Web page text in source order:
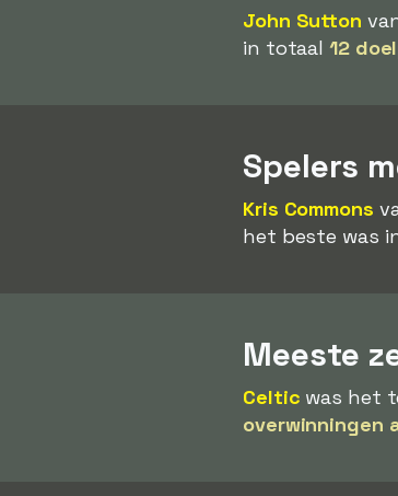
John Sutton
in totaal12
Spelers
Kris Commons
het beste was
Meeste
Celtic was het
overwinningen